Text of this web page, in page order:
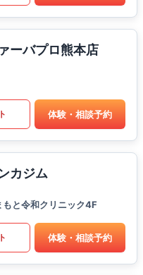
ーバプロ熊本店
体験・相談予約
カジム
と令和クリニック4F
体験・相談予約